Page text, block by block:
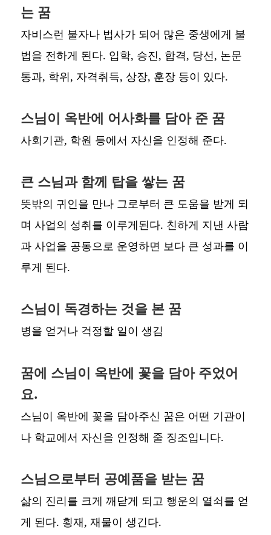
는 꿈
자비스런 불자나 법사가 되어 많은 중생에게 불
법을 전하게 된다. 입학, 승진, 합격, 당선, 논문
통과, 학위, 자격취득, 상장, 훈장 등이 있다.
스님이 옥반에 어사화를 담아 준 꿈
사회기관, 학원 등에서 자신을 인정해 준다.
큰 스님과 함께 탑을 쌓는 꿈
뜻밖의 귀인을 만나 그로부터 큰 도움을 받게 되
며 사업의 성취를 이루게된다. 친하게 지낸 사람
과 사업을 공동으로 운영하면 보다 큰 성과를 이
루게 된다.
스님이 독경하는 것을 본 꿈
병을 얻거나 걱정할 일이 생김
꿈에 스님이 옥반에 꽃을 담아 주었어
요.
스님이 옥반에 꽃을 담아주신 꿈은 어떤 기관이
나 학교에서 자신을 인정해 줄 징조입니다.
스님으로부터 공예품을 받는 꿈
삶의 진리를 크게 깨닫게 되고 행운의 열쇠를 얻
게 된다. 횡재, 재물이 생긴다.